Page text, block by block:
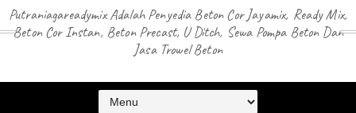
Putraniagareadymix Adalah Penyedia Beton Cor Jayamix, Ready Mix,
Beton Cor Instan, Beton Precast, U Ditch, Sewa Pompa Beton Dan
Jasa Trowel Beton